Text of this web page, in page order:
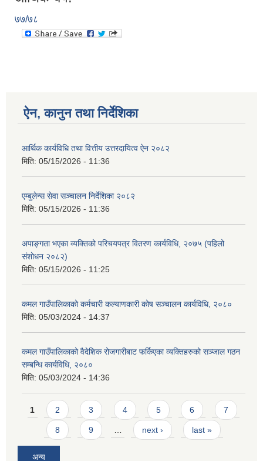
७७/७८
ऐन, कानुन तथा निर्देशिका
आर्थिक कार्यविधि तथा वित्तीय उत्तरदायित्व ऐन २०८२
मिति: 05/15/2026 - 11:36
एम्बुलेन्स सेवा सञ्चालन निर्देशिका २०८२
मिति: 05/15/2026 - 11:36
अपाङ्गता भएका व्यक्तिको परिचयपत्र वितरण कार्यविधि, २०७५ (पहिलो
संशोधन २०८२)
मिति: 05/15/2026 - 11:25
कमल गाउँपालिकाको कर्मचारी कल्याणकारी कोष सञ्चालन कार्यविधि, २०८०
मिति: 05/03/2024 - 14:37
कमल गाउँपालिकाको वैदेशिक रोजगारीबाट फर्किएका व्यक्तिहरुको सञ्जाल गठन
सम्बन्धि कार्यविधि, २०८०
मिति: 05/03/2024 - 14:36
Pages
1 2 3 4 5 6 7
8 9 next › last »
अन्य